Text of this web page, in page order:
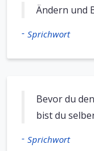
Ändern und
- Sprichwort
Bevor du
bist du
- Sprichwort